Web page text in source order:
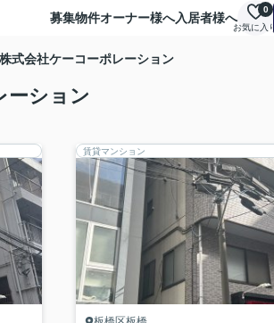
募集物件オーナー様へ入居者様へ
お気に入り
0
式会社ケーコーポレーション
ーション
賃貸マンション